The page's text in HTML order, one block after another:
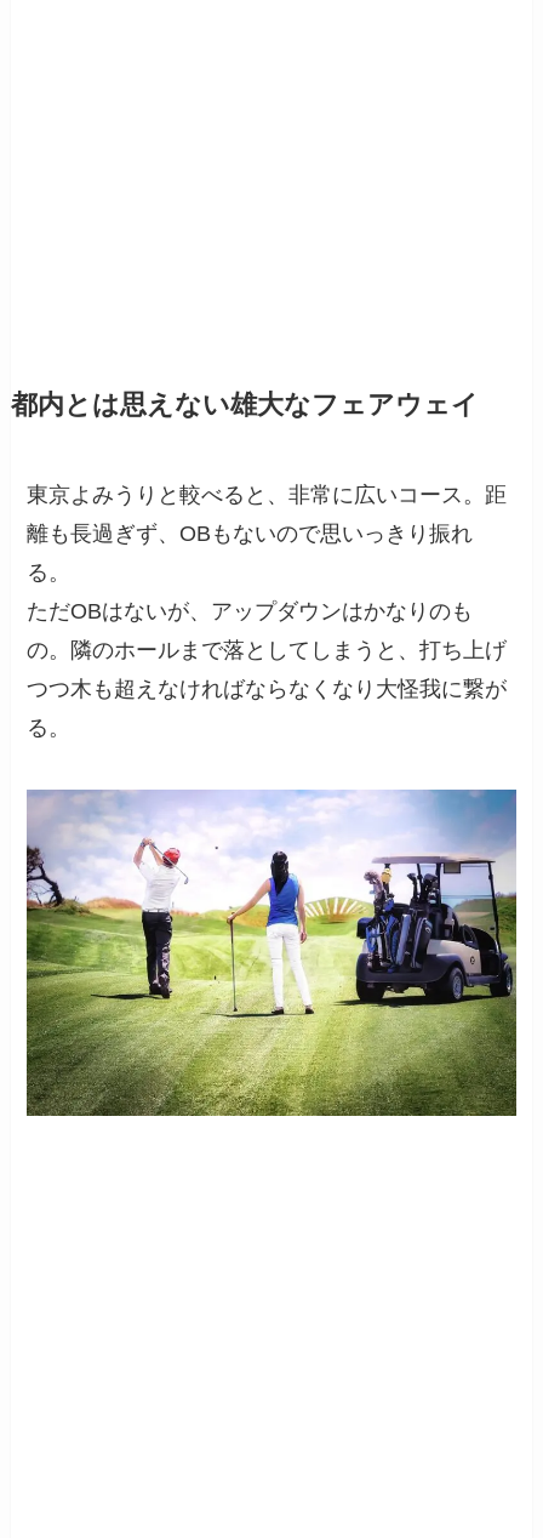
都内とは思えない雄大なフェアウェイ
東京よみうりと較べると、非常に広いコース。距
離も長過ぎず、OBもないので思いっきり振れ
る。
ただOBはないが、アップダウンはかなりのも
の。隣のホールまで落としてしまうと、打ち上げ
つつ木も超えなければならなくなり大怪我に繋が
る。